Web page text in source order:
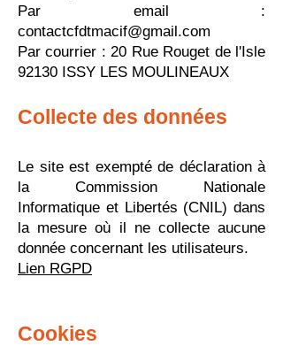
Par email :
contactcfdtmacif@gmail.com
Par courrier :20 Rue Rouget de l'Isle
92130 ISSY LES MOULINEAUX
Collecte des données
Le site est exempté de déclaration à
la Commission Nationale
Informatique et Libertés (CNIL) dans
la mesure où il ne collecte aucune
donnée concernant les utilisateurs.
Lien RGPD
Cookies